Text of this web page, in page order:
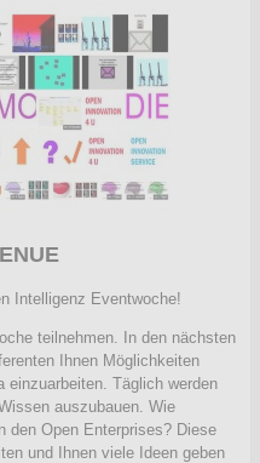
Intelligenz Eventwoche!
teilnehmen. In den nächsten
Ihnen Möglichkeiten
Täglich werden
auszubauen. Wie
den Open Enterprises? Diese
und Ihnen viele Ideen geben